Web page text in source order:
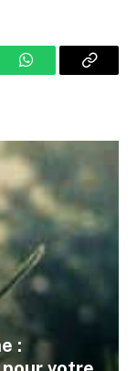
WhatsAppCopy
: